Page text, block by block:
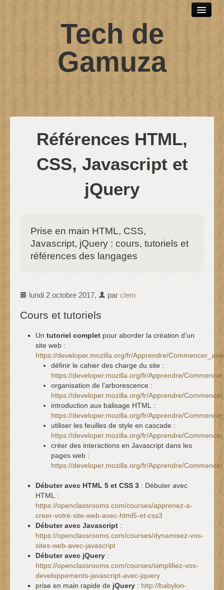
Tech de
Gamuza
Outils et logiciels
Scripts sh
SPIP
Contact
Références HTML,
CSS, Javascript et
jQuery
Prise en main HTML, CSS,
Javascript, jQuery : cours, tutoriels et
références des langages
lundi 2 octobre 2017, par clem
Cours et tutoriels
Un tutoriel complet pour aborder la création d’un
site web :
https://developer.mozilla.org/fr/Apprendre/
définir le cahier des charge du site :
https://developer.mozilla.org/fr/Apprendre/
organisation de l’arborescence :
https://developer.mozilla.org/fr/Apprendre/
introduction aux balisage HTML :
https://developer.mozilla.org/fr/Apprendre/
utiliser les feuilles de style en cascade :
https://developer.mozilla.org/fr/Apprendre/
créer des interactions en Javascript dans les
pages web :
https://developer.mozilla.org/fr/Apprendre/
Débuter avec HTML 5 et CSS 3 : Débuter avec
HTML :
https://openclassrooms.com/courses/apprenez-a-
creer-votre-site-web-avec-html5-et-css3
Débuter avec Javascript :
https://openclassrooms.com/courses/dynamisez-vos-
sites-web-avec-javascript
Débuter avec jQuery :
https://openclassrooms.com/courses/simplifiez-vos-
developpements-javascript-avec-jquery
prise en main rapide de jQuery : http://babylon-